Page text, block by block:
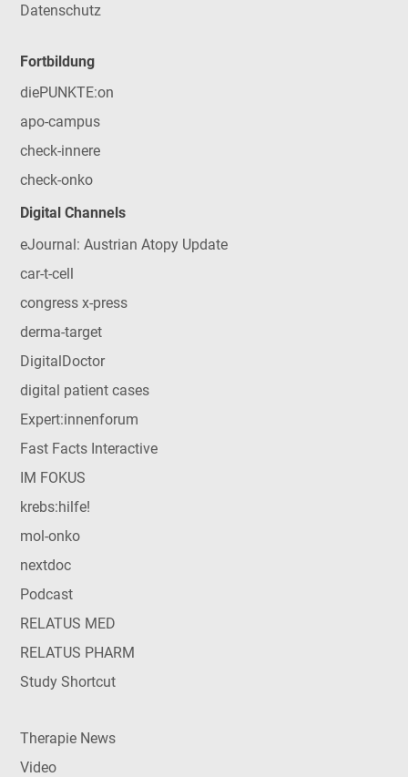
Datenschutz
Fortbildung
diePUNKTE:on
apo-campus
check-innere
check-onko
Digital Channels
eJournal: Austrian Atopy Update
car-t-cell
congress x-press
derma-target
DigitalDoctor
digital patient cases
Expert:innenforum
Fast Facts Interactive
IM FOKUS
krebs:hilfe!
mol-onko
nextdoc
Podcast
RELATUS MED
RELATUS PHARM
Study Shortcut
Therapie News
Video